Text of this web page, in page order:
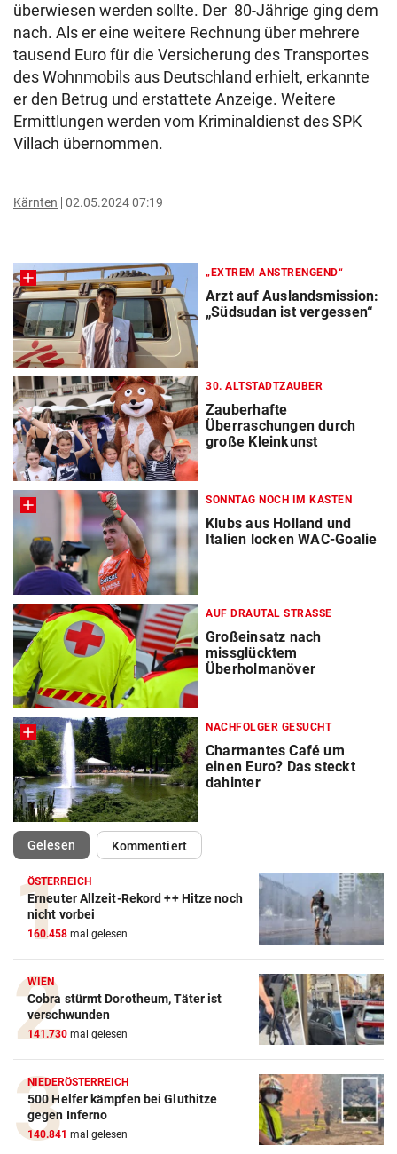
überwiesen werden sollte. Der 80-Jährige ging dem
nach. Als er eine weitere Rechnung über mehrere
tausend Euro für die Versicherung des Transportes
des Wohnmobils aus Deutschland erhielt, erkannte
er den Betrug und erstattete Anzeige. Weitere
Ermittlungen werden vom Kriminaldienst des SPK
Villach übernommen.
Kärnten 02.05.2024 07:19
„EXTREM ANSTRENGEND“
Arzt auf Auslandsmission:
„Südsudan ist vergessen“
30. ALTSTADTZAUBER
Zauberhafte
Überraschungen durch
große Kleinkunst
SONNTAG NOCH IM KASTEN
Klubs aus Holland und
Italien locken WAC-Goalie
AUF DRAUTAL STRASSE
Großeinsatz nach
missglücktem
Überholmanöver
NACHFOLGER GESUCHT
Charmantes Café um
einen Euro? Das steckt
dahinter
Gelesen(ausgewählt)Kommentiert
ÖSTERREICH
Erneuter Allzeit-Rekord ++ Hitze noch
nicht vorbei
160.458 mal gelesen
WIEN
Cobra stürmt Dorotheum, Täter ist
verschwunden
141.730 mal gelesen
NIEDERÖSTERREICH
500 Helfer kämpfen bei Gluthitze
gegen Inferno
140.841 mal gelesen